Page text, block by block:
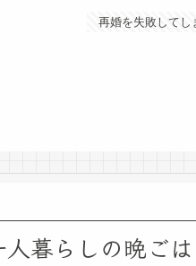
再婚を失敗してし
暮らしの晩ご